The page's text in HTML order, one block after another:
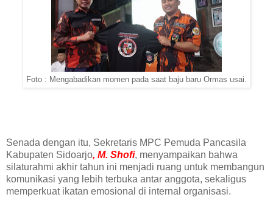
Foto : Mengabadikan momen pada saat baju baru Ormas usai.
Senada dengan itu, Sekretaris MPC Pemuda Pancasila
Kabupaten Sidoarjo, M. Shofi, menyampaikan bahwa
silaturahmi akhir tahun ini menjadi ruang untuk membangun
komunikasi yang lebih terbuka antar anggota, sekaligus
memperkuat ikatan emosional di internal organisasi.